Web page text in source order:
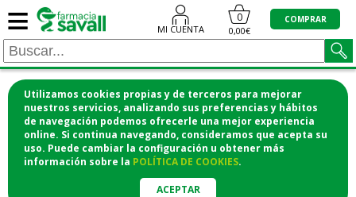
Utilizamos cookies propias y de terceros para mejorar
nuestros servicios, analizando sus preferencias y hábitos
de navegación podemos ofrecerle una mejor experiencia
online. Si continua navegando, consideramos que acepta su
uso. Puede cambiar la configuración u obtener más
información sobre la POLÍTICA DE COOKIES.
ACEPTAR
≡ MI CUENTA
0
0,00€
COMPRAR
¡COMPRA CÓMODAMENTE DESDE CASA Y RECOGE
EN LA FARMACIA!
o si lo prefieres te lo mandamos a casa
> Multivitamínicos